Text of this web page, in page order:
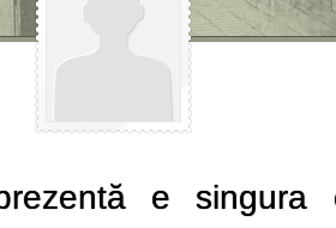
e singura